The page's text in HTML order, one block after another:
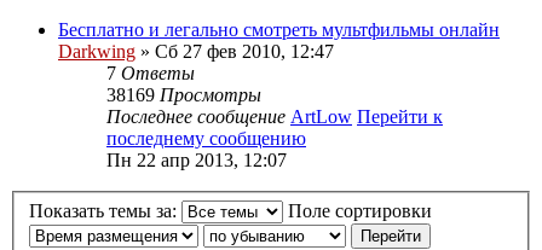
Бесплатно и легально смотреть мультфильмы онлайн
Darkwing » Сб 27 фев 2010, 12:47
7 Ответы
38169 Просмотры
Последнее сообщение ArtLow Перейти к
последнему сообщению
Пн 22 апр 2013, 12:07
Показать темы за: Поле сортировки